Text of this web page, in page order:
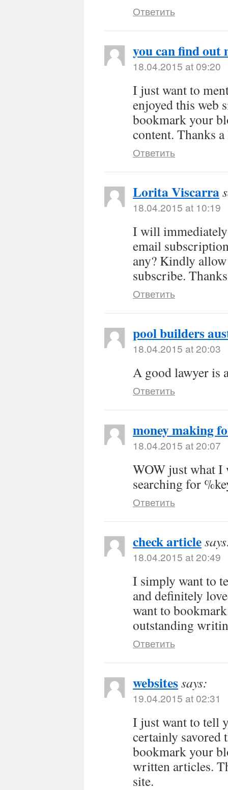
Ответить
you can find out
18.04.2015 at 09:20
I just want to
enjoyed this web
bookmark your
content. Thanks
Ответить
Lorita Viscarra
18.04.2015 at 10:19
I will immediately
email
any? Kindly
subscribe.
Ответить
pool builders
18.04.2015 at 20:03
A good lawyer is
Ответить
money making
18.04.2015 at 20:07
WOW just what I
searching for
Ответить
check article
18.04.2015 at 20:49
I simply want to
and definitely
want to
outstanding
Ответить
websitessays:
19.04.2015 at 02:31
I just want to tell
certainly
bookmark your
written articles.
site.